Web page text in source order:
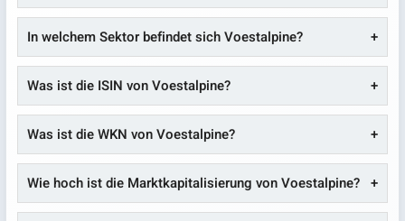
In welchem Sektor befindet sich Voestalpine?
Was ist die ISIN von Voestalpine?
Was ist die WKN von Voestalpine?
Wie hoch ist die Marktkapitalisierung von Voestalpine?